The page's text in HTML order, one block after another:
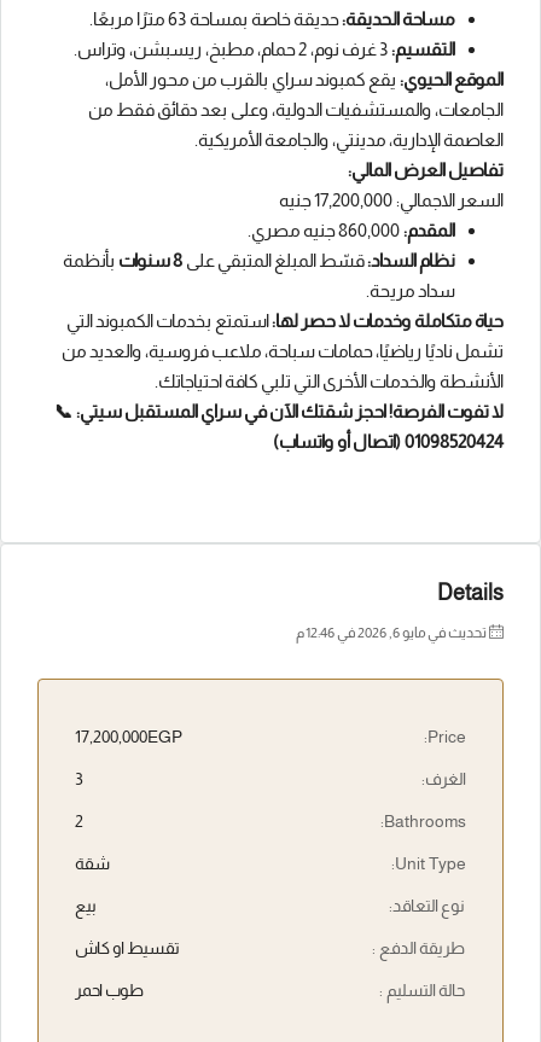
مساحة الحديقة:حديقة خاصة بمساحة 63 مترًا مربعًا.
التقسيم:
الموقع الحيوي: يقع كمبوند سراي بالقرب من محور الأمل،
الجامعات، والمستشفيات الدولية، وعلى بعد دقائق فقط من
العاصمة الإدارية، مدينتي، والجامعة الأمريكية.
تفاصيل العرض المالي:
السعر الاجمالي: 17,200,000 جنيه
المقدم:
نظام السداد:قسّط المبلغ المتبقي على 8 سنوات
بأنظمة
سداد مريحة.
حياة متكاملة وخدمات لا حصر لها:استمتع بخدمات الكمبوند التي
تشمل ناديًا رياضيًا، حمامات سباحة، ملاعب فروسية، والعديد من
الأنشطة والخدمات الأخرى التي تلبي كافة احتياجاتك.
لا تفوت الفرصة! احجز شقتك الآن في سراي المستقبل سيتي: 📞
01098520424 (اتصال أو واتساب)
Details
تحديث في مايو 6, 2026 في 12:46 م
Price:
17,200,000EGP
الغرف: 3
Bathrooms:
2
Unit Type: شقة
نوع التعاقد: بيع
طريقة الدفع : تقسيط او كاش
حالة التسليم : طوب احمر